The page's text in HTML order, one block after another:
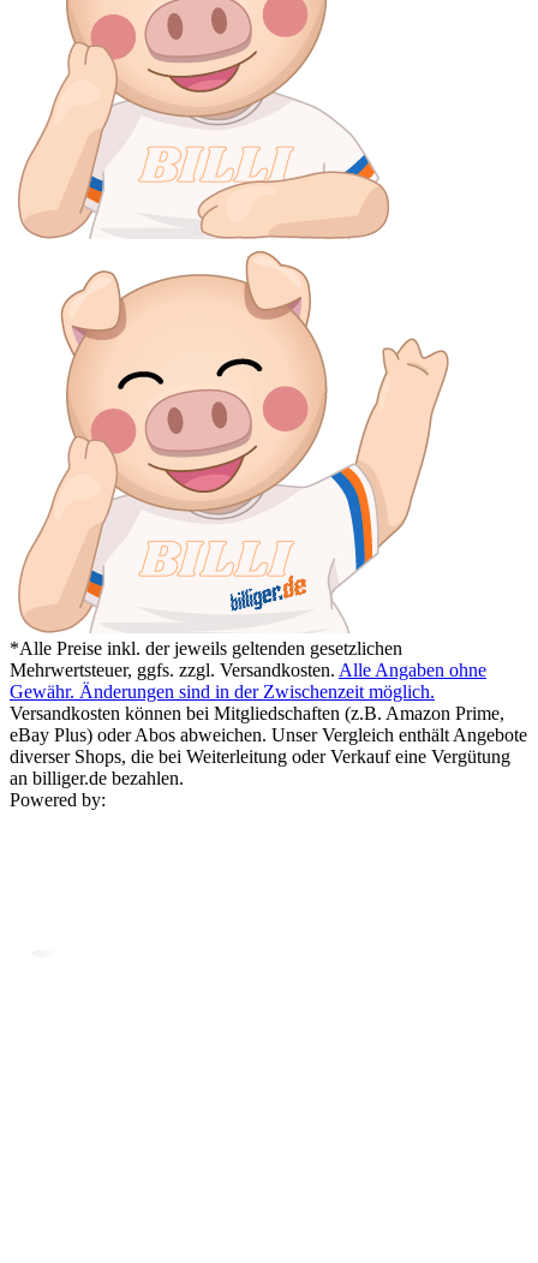
*Alle Preise inkl. der jeweils geltenden gesetzlichen
Mehrwertsteuer, ggfs. zzgl. Versandkosten. Alle Angaben ohne
Gewähr. Änderungen sind in der Zwischenzeit möglich.
Versandkosten können bei Mitgliedschaften (z.B. Amazon Prime,
eBay Plus) oder Abos abweichen. Unser Vergleich enthält Angebote
diverser Shops, die bei Weiterleitung oder Verkauf eine Vergütung
an billiger.de bezahlen.
Powered by: